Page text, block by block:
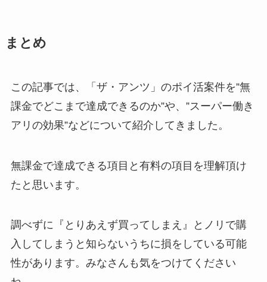
まとめ
この記事では、「ザ・アンツ」のポイ活案件を”無
課金でどこまで達成できるのか”や、”スーパー働き
アリの効果”などについて紹介してきました。
無課金で達成できる項目と有料の項目を理解頂け
たと思います。
調べずに『とりあえず買ってしまえ』とノリで購
入してしまうと知らないうちに損をしている可能
性があります。みなさんも気をつけてください